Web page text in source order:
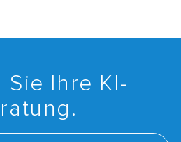
Sie Ihre KI-